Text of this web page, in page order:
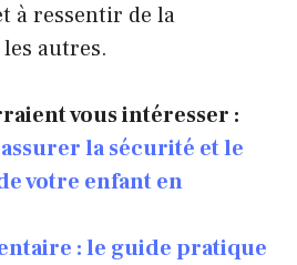
à ressentir de la
autres.
vous intéresser :
la sécurité et le
votre enfant en
: le guide pratique